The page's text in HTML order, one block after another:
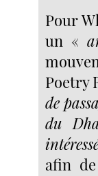
Pour
un «
Poetry
de
du
afin